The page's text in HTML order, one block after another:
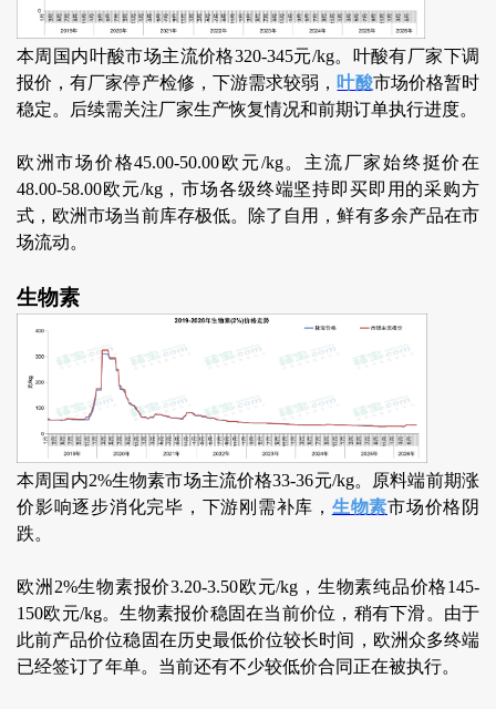
本周国内叶酸市场主流价格320-345元/kg。叶酸有厂家下调
报价，有厂家停产检修，下游需求较弱， 叶酸市场价格暂时
稳定。后续需关注厂家生产恢复情况和前期订单执行进度。
欧洲市场价格45.00-50.00欧元/kg。主流厂家始终挺价在
48.00-58.00欧元/kg，市场各级终端坚持即买即用的采购方
式，欧洲市场当前库存极低。除了自用，鲜有多余产品在市
场流动。
生物素
本周国内2%生物素市场主流价格33-36元/kg。原料端前期涨
价影响逐步消化完毕，下游刚需补库， 生物素市场价格阴
跌。
欧洲2%生物素报价3.20-3.50欧元/kg，生物素纯品价格145-
150欧元/kg。生物素报价稳固在当前价位，稍有下滑。由于
此前产品价位稳固在历史最低价位较长时间，欧洲众多终端
已经签订了年单。当前还有不少较低价合同正在被执行。